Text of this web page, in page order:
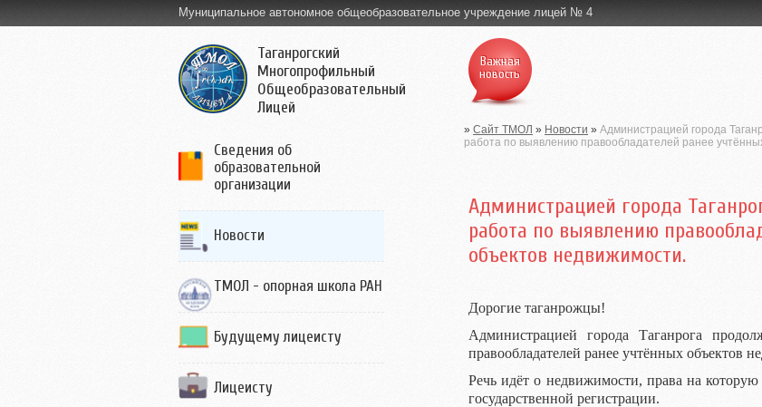
Муниципальное автономное общеобразовательное учреждение лицей № 4
Таганрогский
Многопрофильный
Общеобразовательный
Лицей
Сведения об
образовательной
организации
Новости
ТМОЛ - опорная школа РАН
Будущему лицеисту
Лицеисту
Важная
новость
» Сайт ТМОЛ » Новости » Администрацией города
работа по выявлению правообладателей ранее
Администрацией города
работа по выявлению
объектов недвижимости.
Дорогие таганрожцы!
Администрацией города Таганрога
правообладателей ранее учтённых объектов
Речь идёт о недвижимости, права на
государственной регистрации.